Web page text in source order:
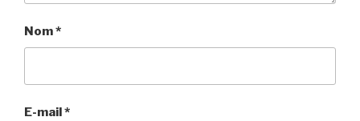
Nom*
E-mail*